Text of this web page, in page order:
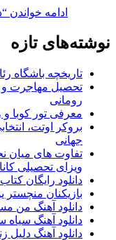
ادامه خواندن
نوشته‌های تازه
تاریخچه باشگاه
تحصیل مهاجرت و
رومانی
معرفی تور کوبا و
بروکر اوتت،
جهانی
تفاوت های میان
ویزای تحصیلی
دانلود رایگان
بازیکنان منچستر
دانلود آهنگ من
دانلود آهنگ سیاه
دانلود آهنگ دلیل